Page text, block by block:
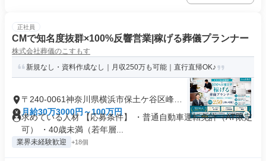
正社員
CMで知名度抜群×100%反響営業|稼げる葬儀プランナー
株式会社葬儀のこすもす
新規なし・資料作成なし｜月収250万も可能｜直行直帰OK♪
〒240-0061神奈川県横浜市保土ケ谷区峰沢
町
月給30万3000円～100万円
求めている人材 【応募条件】 ・普通自動車運転免許（AT限定
可） ・40歳未満（若年層...
業界未経験歓迎 +18個